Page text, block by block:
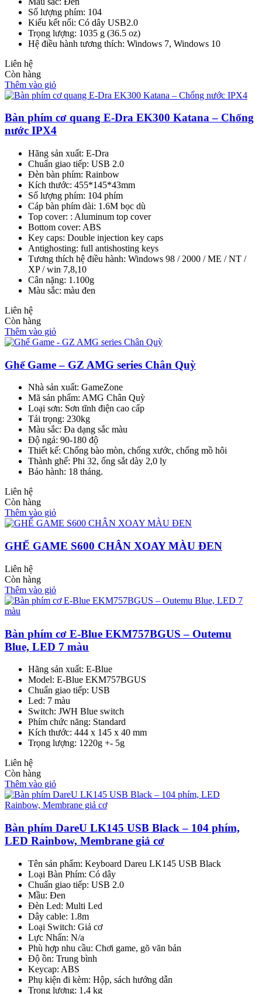
Số lượng phím: 104
Kiểu kết nối: Có dây USB2.0
Trọng lượng: 1035 g (36.5 oz)
Hệ điều hành tương thích: Windows 7, Windows 10
Liên hệ
Còn hàng
Thêm vào giỏ
Bàn phím cơ quang E-Dra EK300 Katana – Chống
nước IPX4
Hãng sản xuất: E-Dra
Chuẩn giao tiếp: USB 2.0
Đèn bàn phím: Rainbow
Kích thước: 455*145*43mm
Số lượng phím: 104 phím
Cáp bàn phím dài: 1.6M bọc dù
Top cover: : Aluminum top cover
Bottom cover: ABS
Key caps: Double injection key caps
Antighosting: full antishosting keys
Tương thích hệ điều hành: Windows 98 / 2000 / ME / NT /
XP / win 7,8,10
Cân nặng: 1.100g
Màu sắc: màu đen
Liên hệ
Còn hàng
Thêm vào giỏ
Ghế Game – GZ AMG series Chân Quỳ
Nhà sản xuất: GameZone
Mã sản phẩm: AMG Chân Quỳ
Loại sơn: Sơn tĩnh điện cao cấp
Tải trọng: 230kg
Màu sắc: Đa dạng sắc màu
Độ ngả: 90-180 độ
Thiết kế: Chống bào mòn, chống xước, chống mồ hôi
Thành ghế: Phi 32, ống sắt dày 2,0 ly
Bảo hành: 18 tháng.
Liên hệ
Còn hàng
Thêm vào giỏ
GHẾ GAME S600 CHÂN XOAY MÀU ĐEN
Liên hệ
Còn hàng
Thêm vào giỏ
Bàn phím cơ E-Blue EKM757BGUS – Outemu
Blue, LED 7 màu
Hãng sản xuất: E-Blue
Model: E-Blue EKM757BGUS
Chuẩn giao tiếp: USB
Led: 7 màu
Switch: JWH Blue switch
Phím chức năng: Standard
Kích thước: 444 x 145 x 40 mm
Trọng lượng: 1220g +- 5g
Liên hệ
Còn hàng
Thêm vào giỏ
Bàn phím DareU LK145 USB Black – 104 phím,
LED Rainbow, Membrane giả cơ
Tên sản phẩm: Keyboard Dareu LK145 USB Black
Loại Bàn Phím: Có dây
Chuẩn giao tiếp: USB 2.0
Mầu: Đen
Đèn Led: Multi Led
Dây cable: 1.8m
Loại Switch: Giả cơ
Lực Nhấn: N/a
Phù hợp nhu cầu: Chơi game, gõ văn bản
Độ ồn: Trung bình
Keycap: ABS
Phụ kiện đi kèm: Hộp, sách hướng dẫn
Trọng lượng: 1,4 kg